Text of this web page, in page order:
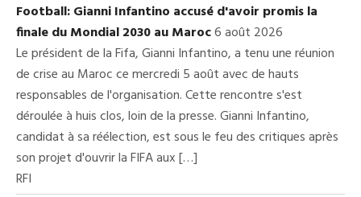
Football: Gianni Infantino accusé d'avoir promis la
finale du Mondial 2030 au Maroc6 août 2026
Le président de la Fifa, Gianni Infantino, a tenu une réunion
de crise au Maroc ce mercredi 5 août avec de hauts
responsables de l'organisation. Cette rencontre s'est
déroulée à huis clos, loin de la presse. Gianni Infantino,
candidat à sa réélection, est sous le feu des critiques après
son projet d'ouvrir la FIFA aux […]
RFI